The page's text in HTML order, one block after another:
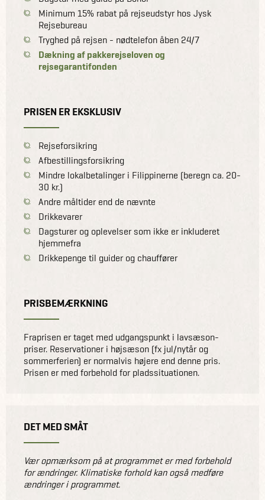
Minimum 15% rabat på rejseudstyr hos Jysk
Rejsebureau
Tryghed på rejsen - nødtelefon åben 24/7
Dækning af pakkerejseloven og
rejsegarantifonden
PRISEN ER EKSKLUSIV
Rejseforsikring
Afbestillingsforsikring
Mindre lokalbetalinger i Filippinerne (beregn ca. 20-
30 kr.)
Andre måltider end de nævnte
Drikkevarer
Dagsturer og oplevelser som ikke er inkluderet
hjemmefra
Drikkepenge til guider og chauffører
PRISBEMÆRKNING
Fraprisen er taget med udgangspunkt i lavsæson-
priser. Reservationer i højsæson (fx jul/nytår og
sommerferien) er normalvis højere end denne pris.
Prisen er med forbehold for pladssituationen.
DET MED SMÅT
Vær opmærksom på at programmet er med forbehold
for ændringer. Klimatiske forhold kan også medføre
ændringer i programmet.